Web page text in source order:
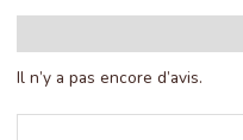
pcs
Il n’y a pas encore d’avis.